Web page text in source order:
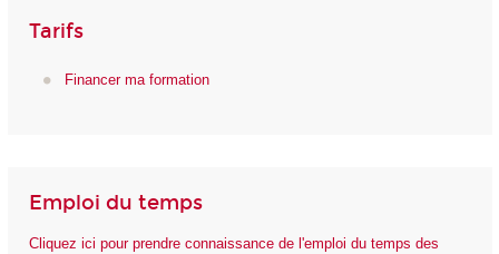
Tarifs
Financer ma formation
Emploi du temps
Cliquez ici pour prendre connaissance de l'emploi du temps des